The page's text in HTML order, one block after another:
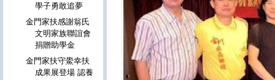
學子勇敢追夢
金門家扶感謝翁氏
文明家族聯誼會
捐贈助學金
金門家扶守鱟幸扶
成果展登場 認養